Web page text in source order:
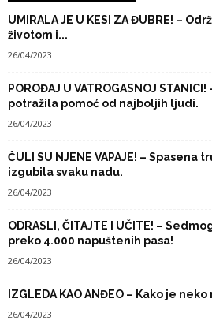
UMIRALA JE U KESI ZA ĐUBRE! –
životom i...
26/04/2023
POROĐAJ U VATROGASNOJ
potražila pomoć od najboljih ljudi.
26/04/2023
ČULI SU NJENE VAPAJE! – Spasena
izgubila svaku nadu.
26/04/2023
ODRASLI, ČITAJTE I UČITE! –
preko 4.000 napuštenih pasa!
26/04/2023
IZGLEDA KAO ANĐEO – Kako je
26/04/2023